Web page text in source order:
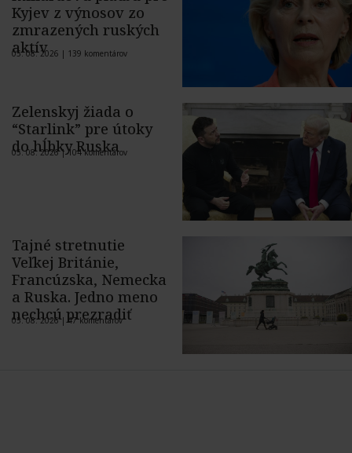
Kyjev z výnosov zo
zmrazených ruských
aktív
05. 08. 2026 | 139 komentárov
Zelenskyj žiada o
“Starlink” pre útoky
do hĺbky Ruska
05. 08. 2026 |104 komentárov
Tajné stretnutie
Veľkej Británie,
Francúzska, Nemecka
a Ruska. Jedno meno
nechcú prezradiť
05. 08. 2026 |47 komentárov